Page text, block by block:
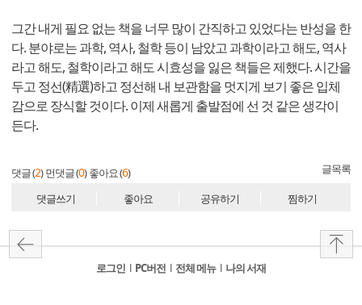
그간 내게 필요 없는 책을 너무 많이 간직하고 있었다는 반성을 한
다. 분야로는 과학, 역사, 철학 등이 남았고 과학이라고 해도, 역사
라고 해도, 철학이라고 해도 시효성을 잃은 책들은 제했다. 시간을
두고 정선(精選)하고 정선해 내 보관함을 멋지게 보기 좋은 입체
감으로 장식할 것이다. 이제 새롭게 출발점에 선 것 같은 생각이
든다.
댓글 (2) 먼댓글 (0) 좋아요 (6) 글목록
댓글쓰기 좋아요 공유하기 찜하기
로그인 l PC버전 l 전체 메뉴 l 나의 서재